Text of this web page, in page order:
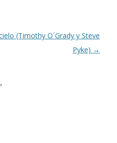
(Timothy O´Grady y Steve
Pyke) →